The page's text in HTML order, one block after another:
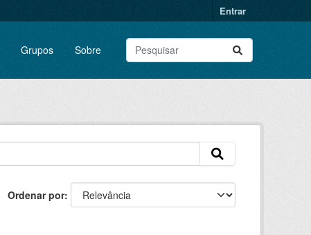
Entrar
Grupos Sobre
Ordenar por